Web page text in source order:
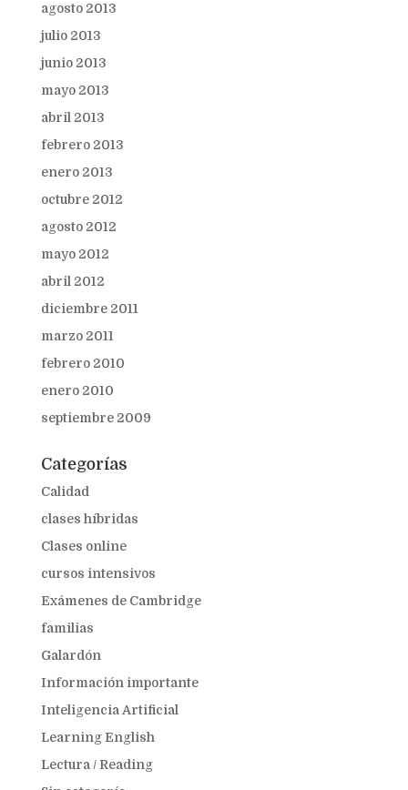
agosto 2013
julio 2013
junio 2013
mayo 2013
abril 2013
febrero 2013
enero 2013
octubre 2012
agosto 2012
mayo 2012
abril 2012
diciembre 2011
marzo 2011
febrero 2010
enero 2010
septiembre 2009
Categorías
Calidad
clases híbridas
Clases online
cursos intensivos
Exámenes de Cambridge
familias
Galardón
Información importante
Inteligencia Artificial
Learning English
Lectura / Reading